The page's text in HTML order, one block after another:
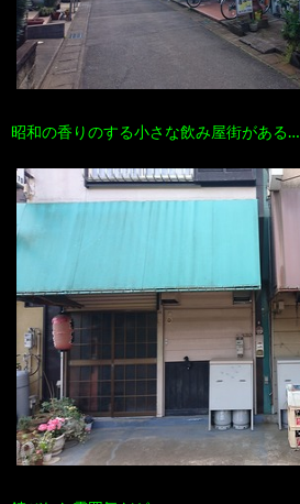
昭和の香りのする小さな飲み屋街がある…